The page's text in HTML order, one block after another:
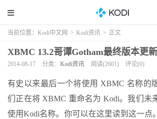
当前位置： Kodi中文网 > Kodi资讯 > 正文
XBMC 13.2哥谭Gotham最终版本更新
2014-08-17 分类： Kodi资讯 阅读(2601) 评论(0)
有史以来最后一个将使用 XBMC 名称的
们正在将 XBMC 重命名为 Kodi。我们未
使用Kodi名称。你可以在这里读到这一点